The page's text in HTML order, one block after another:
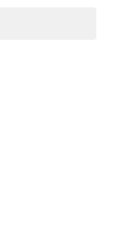
che
sola persona. Il